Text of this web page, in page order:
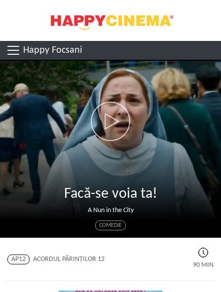
Happy Focsani
Facă-se voia ta!
A Nun in the City
COMEDIE
AP12
ACORDUL PĂRINŢILOR 12
90 MIN